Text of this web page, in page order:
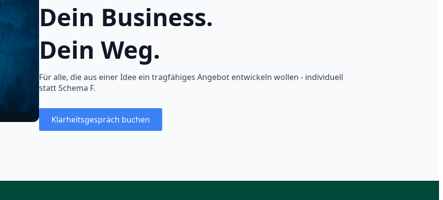
Dein Business.
Dein Weg.
Für alle, die aus einer Idee ein tragfähiges Angebot entwickeln wollen - individuell
statt Schema F.
Klarheitsgespräch buchen